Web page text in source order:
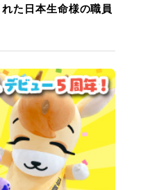
た日本生命様の職員